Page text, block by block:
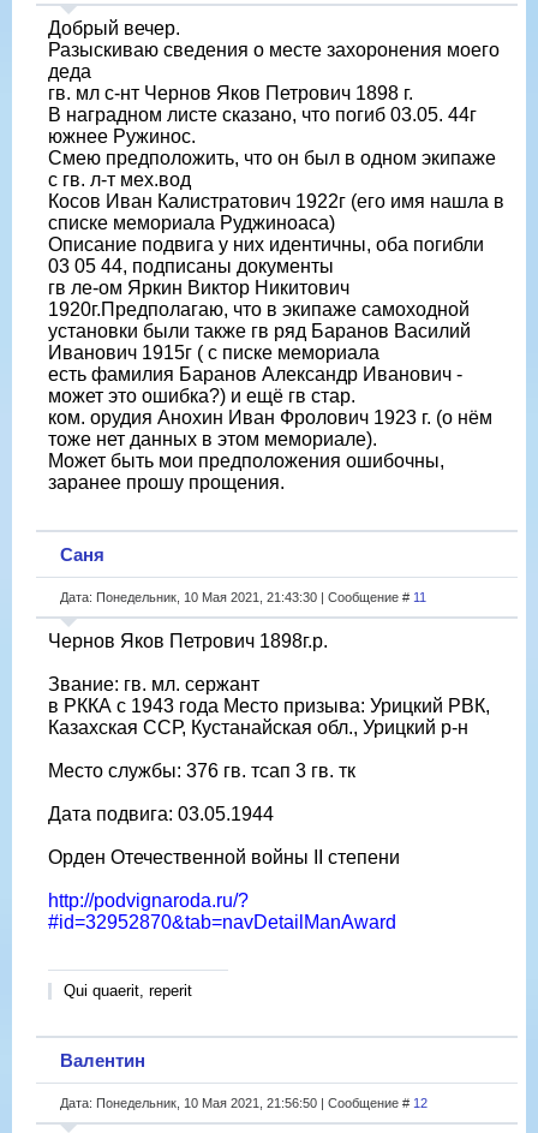
Добрый вечер.
Разыскиваю сведения о месте захоронения моего
деда
гв. мл с-нт Чернов Яков Петрович 1898 г.
В наградном листе сказано, что погиб 03.05. 44г
южнее Ружинос.
Смею предположить, что он был в одном экипаже
с гв. л-т мех.вод
Косов Иван Калистратович 1922г (его имя нашла в
списке мемориала Руджиноаса)
Описание подвига у них идентичны, оба погибли
03 05 44, подписаны документы
гв ле-ом Яркин Виктор Никитович
1920г.Предполагаю, что в экипаже самоходной
установки были также гв ряд Баранов Василий
Иванович 1915г ( с писке мемориала
есть фамилия Баранов Александр Иванович -
может это ошибка?) и ещё гв стар.
ком. орудия Анохин Иван Фролович 1923 г. (о нём
тоже нет данных в этом мемориале).
Может быть мои предположения ошибочны,
заранее прошу прощения.
Саня
Дата: Понедельник, 10 Мая 2021, 21:43:30 | Сообщение # 11
Чернов Яков Петрович 1898г.р.
Звание: гв. мл. сержант
в РККА с 1943 года Место призыва: Урицкий РВК,
Казахская ССР, Кустанайская обл., Урицкий р-н
Место службы: 376 гв. тсап 3 гв. тк
Дата подвига: 03.05.1944
Орден Отечественной войны II степени
http://podvignaroda.ru/?
#id=32952870&tab=navDetailManAward
Qui quaerit, reperit
Валентин
Дата: Понедельник, 10 Мая 2021, 21:56:50 | Сообщение # 12